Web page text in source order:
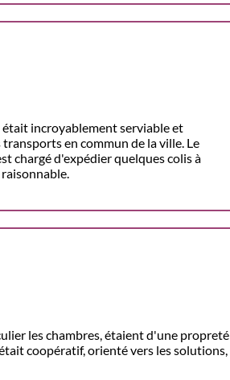
incroyablement serviable et
en commun de la ville. Le
chargé d'expédier quelques colis à
les chambres, étaient d'une propreté
coopératif, orienté vers les solutions,